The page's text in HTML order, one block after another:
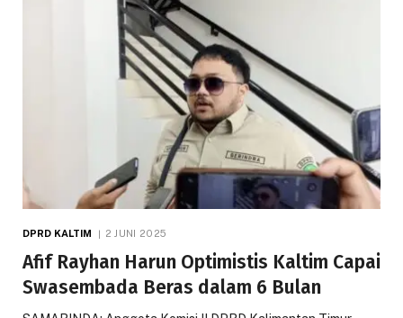
DPRD KALTIM 2 JUNI 2025
Afif Rayhan Harun Optimistis Kaltim Capai
Swasembada Beras dalam 6 Bulan